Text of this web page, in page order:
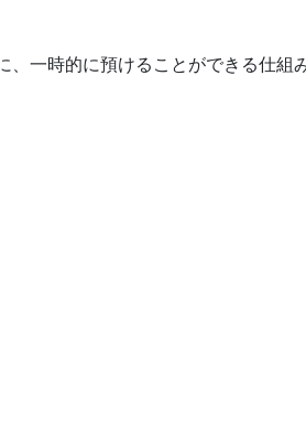
一時的に預けることができる仕